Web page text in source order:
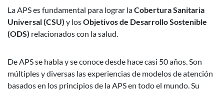
La APS es fundamental para lograr laCobertura Sanitaria
Universal (CSU) y losObjetivos de Desarrollo Sostenible
(ODS) relacionados con la salud.
De APS se habla y se conoce desde hace casi 50 años. Son
múltiples y diversas las experiencias de modelos de atención
basados en los principios de la APS en todo el mundo. Su